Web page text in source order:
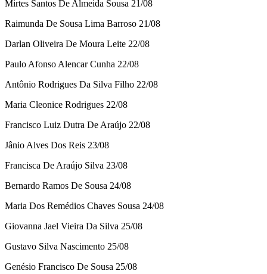
Mirtes Santos De Almeida Sousa 21/08
Raimunda De Sousa Lima Barroso 21/08
Darlan Oliveira De Moura Leite 22/08
Paulo Afonso Alencar Cunha 22/08
Antônio Rodrigues Da Silva Filho 22/08
Maria Cleonice Rodrigues 22/08
Francisco Luiz Dutra De Araújo 22/08
Jânio Alves Dos Reis 23/08
Francisca De Araújo Silva 23/08
Bernardo Ramos De Sousa 24/08
Maria Dos Remédios Chaves Sousa 24/08
Giovanna Jael Vieira Da Silva 25/08
Gustavo Silva Nascimento 25/08
Genésio Francisco De Sousa 25/08